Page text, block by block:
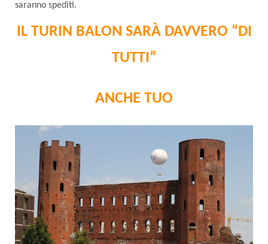
saranno spediti.
IL TURIN BALON SARÀ DAVVERO “DI
TUTTI”
ANCHE TUO